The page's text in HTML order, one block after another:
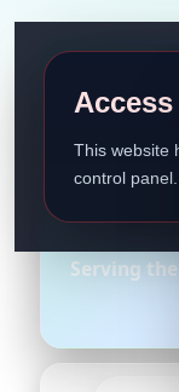
This website
control panel.
Serving